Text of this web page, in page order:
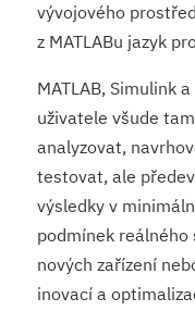
vývojového
z MATLABu jazyk
MATLAB, Simulink
uživatele všude
analyzovat,
testovat, ale
výsledky v
podmínek
nových zařízení
inovací a